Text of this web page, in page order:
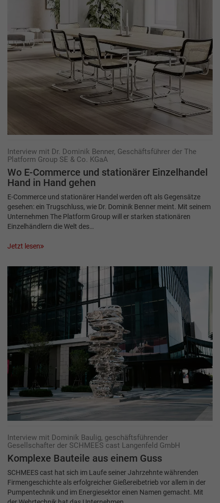
Interview mit Dr. Dominik Benner, Geschäftsführer der The
Platform Group SE & Co. KGaA
Wo E-Commerce und stationärer ­Einzelhandel
Hand in Hand gehen
E-Commerce und stationärer Handel werden oft als Gegensätze
gesehen: ein Trugschluss, wie Dr. Dominik Benner meint. Mit seinem
Unternehmen The Platform Group will er starken stationären
Einzelhändlern die Welt des…
Jetzt lesen
Interview mit Dominik Baulig, geschäftsführender
Gesellschafter der SCHMEES cast Langenfeld GmbH
Komplexe Bauteile aus einem Guss
SCHMEES cast hat sich im Laufe seiner Jahrzehnte währenden
Firmengeschichte als erfolgreicher Gießereibetrieb vor allem in der
Pumpentechnik und im Energiesektor einen Namen gemacht. Mit